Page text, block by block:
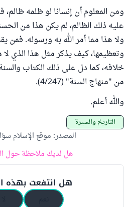
ومن المعلوم أن إنسانا لو ظلمه
عليه ذلك الظالم، لم يكن هذا من
ولا هذا مما أمر الله به ورسوله.
وتعظيمها، كيف يذكر مثل هذا الذي
خلافه، كما دل على ذلك الكتاب
من "منهاج السنة" (4/247).
والله أعلم.
التاريخ والسيرة
المصدر: موقع الإسلام
هل لديك ملاحظة حول
هل انتفعت بهذه